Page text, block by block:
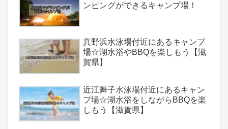
ンピングができるキャンプ場！
真野浜水泳場付近にあるキャンプ
場☆湖水浴やBBQを楽しもう【滋
賀県】
近江舞子水泳場付近にあるキャン
プ場☆湖水浴をしながらBBQを楽
しもう【滋賀県】